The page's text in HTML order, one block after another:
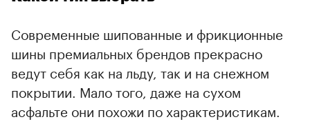
Современные шипованные и фрикционные
шины премиальных брендов прекрасно
ведут себя как на льду, так и на снежном
покрытии. Мало того, даже на сухом
асфальте они похожи по характеристикам.